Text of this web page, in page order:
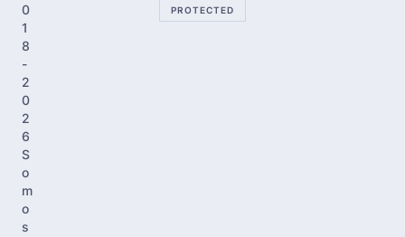
0
1
8
-
2
0
2
6
S
o
m
o
s
PROTECTED